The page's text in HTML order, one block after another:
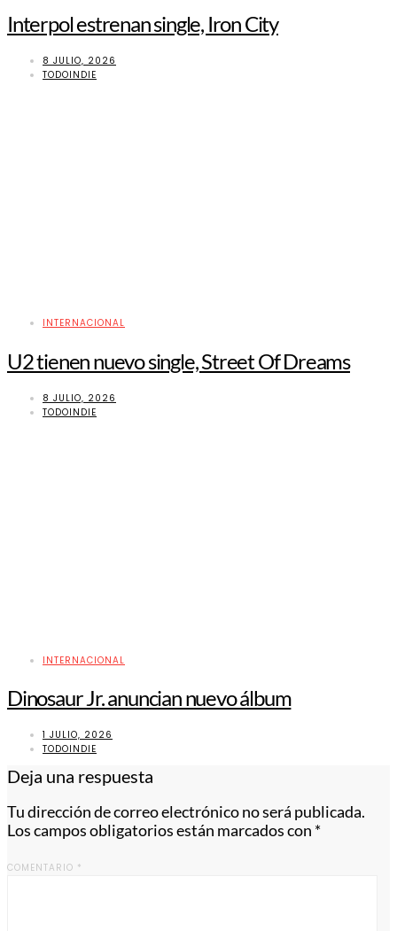
Interpol estrenan single, Iron City
8 JULIO, 2026
TODOINDIE
INTERNACIONAL
U2 tienen nuevo single, Street Of Dreams
8 JULIO, 2026
TODOINDIE
INTERNACIONAL
Dinosaur Jr. anuncian nuevo álbum
1 JULIO, 2026
TODOINDIE
Deja una respuesta
Tu dirección de correo electrónico no será publicada.
Los campos obligatorios están marcados con *
COMENTARIO *